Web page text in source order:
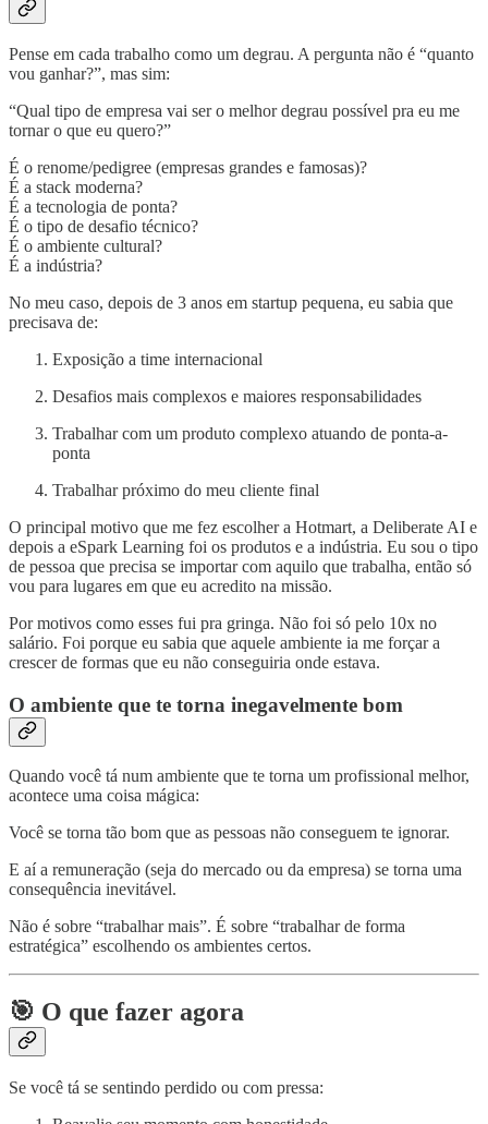
Pense em cada trabalho como um degrau. A pergunta não é “quanto
vou ganhar?”, mas sim:
“Qual tipo de empresa vai ser o melhor degrau possível pra eu me
tornar o que eu quero?”
É o renome/pedigree (empresas grandes e famosas)?
É a stack moderna?
É a tecnologia de ponta?
É o tipo de desafio técnico?
É o ambiente cultural?
É a indústria?
No meu caso, depois de 3 anos em startup pequena, eu sabia que
precisava de:
Exposição a time internacional
Desafios mais complexos e maiores responsabilidades
Trabalhar com um produto complexo atuando de ponta-a-
ponta
Trabalhar próximo do meu cliente final
O principal motivo que me fez escolher a Hotmart, a Deliberate AI e
depois a eSpark Learning foi os produtos e a indústria. Eu sou o tipo
de pessoa que precisa se importar com aquilo que trabalha, então só
vou para lugares em que eu acredito na missão.
Por motivos como esses fui pra gringa. Não foi só pelo 10x no
salário. Foi porque eu sabia que aquele ambiente ia me forçar a
crescer de formas que eu não conseguiria onde estava.
O ambiente que te torna inegavelmente bom
Quando você tá num ambiente que te torna um profissional melhor,
acontece uma coisa mágica:
Você se torna tão bom que as pessoas não conseguem te ignorar.
E aí a remuneração (seja do mercado ou da empresa) se torna uma
consequência inevitável.
Não é sobre “trabalhar mais”. É sobre “trabalhar de forma
estratégica” escolhendo os ambientes certos.
🎯 O que fazer agora
Se você tá se sentindo perdido ou com pressa: